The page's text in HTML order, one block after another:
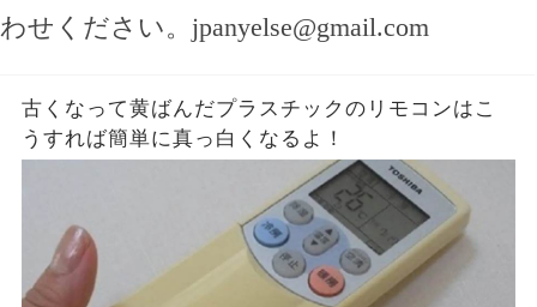
わせください。 jpanyelse@gmail.com
古くなって黄ばんだプラスチックのリモコンはこ
うすれば簡単に真っ白くなるよ！